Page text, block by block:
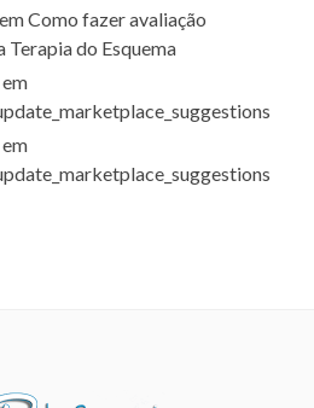
emComo fazer avaliação
Terapia do Esquema
em
em